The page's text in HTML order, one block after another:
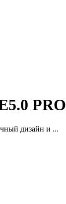
PRO
дизайн и ...